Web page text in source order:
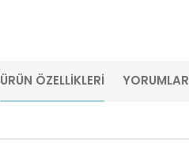
ÜRÜN ÖZELLIKLERI YORUMLAR